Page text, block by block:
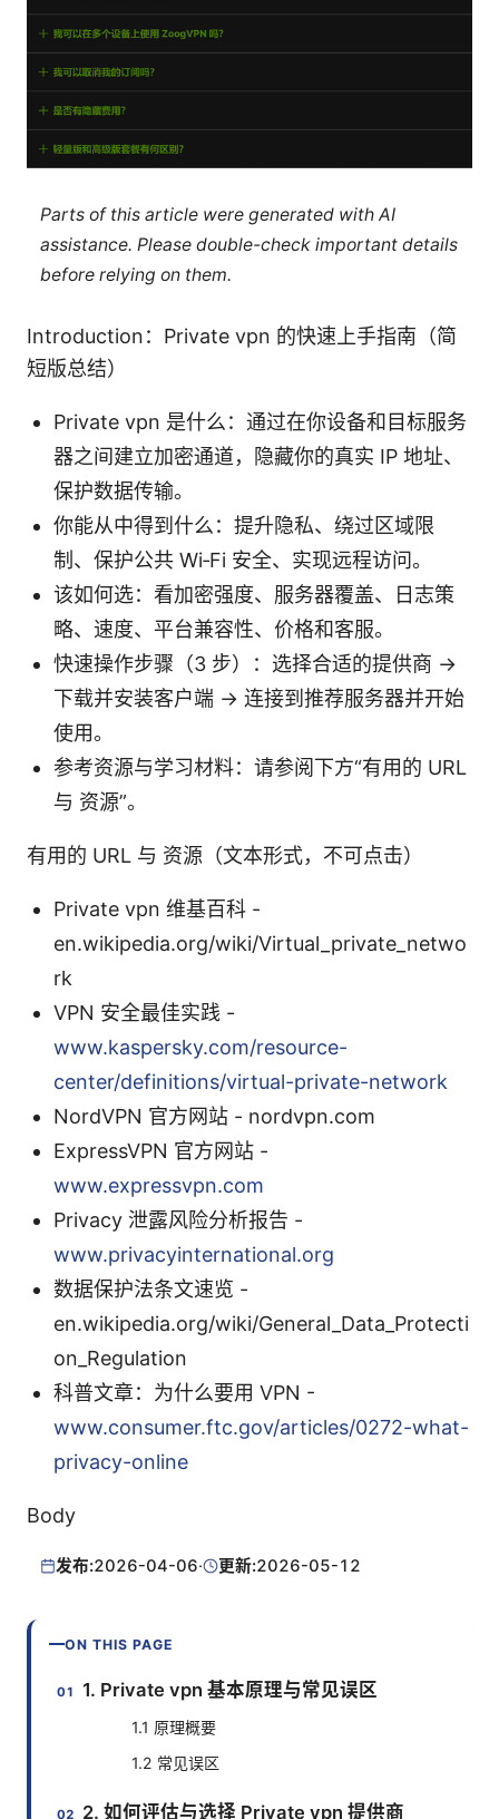
Parts of this article were generated with AI
assistance. Please double-check important details
before relying on them.
Introduction：Private vpn 的快速上手指南（简
短版总结）
Private vpn 是什么：通过在你设备和目标服务
器之间建立加密通道，隐藏你的真实 IP 地址、
保护数据传输。
你能从中得到什么：提升隐私、绕过区域限
制、保护公共 Wi‑Fi 安全、实现远程访问。
该如何选：看加密强度、服务器覆盖、日志策
略、速度、平台兼容性、价格和客服。
快速操作步骤（3 步）：选择合适的提供商 →
下载并安装客户端 → 连接到推荐服务器并开始
使用。
参考资源与学习材料：请参阅下方“有用的 URL
与 资源”。
有用的 URL 与 资源（文本形式，不可点击）
Private vpn 维基百科 -
en.wikipedia.org/wiki/Virtual_private_netwo
rk
VPN 安全最佳实践 -
www.kaspersky.com/resource-
center/definitions/virtual-private-network
NordVPN 官方网站 - nordvpn.com
ExpressVPN 官方网站 -
www.expressvpn.com
Privacy 泄露风险分析报告 -
www.privacyinternational.org
数据保护法条文速览 -
en.wikipedia.org/wiki/General_Data_Protecti
on_Regulation
科普文章：为什么要用 VPN -
www.consumer.ftc.gov/articles/0272-what-
privacy-online
Body
发布:2026-04-06· 更新:2026-05-12
ON THIS PAGE
1. Private vpn 基本原理与常见误区
1.1 原理概要
1.2 常见误区
2. 如何评估与选择 Private vpn 提供商